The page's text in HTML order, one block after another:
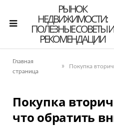
РЫНОК
НЕДВИЖИМОСТИ:
ПОЛЕЗНЫЕ СОВЕТЫ И
РЕКОМЕНДАЦИИ
Главная
страница
»
Покупка
что обратить